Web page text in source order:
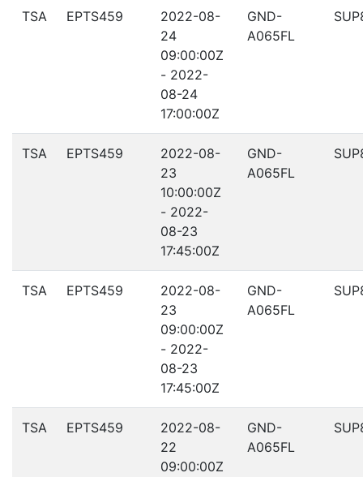
TSA EPTS459
2022-08-
24
09:00:00Z
- 2022-
08-24
17:00:00Z
GND-
A065FL
TSA EPTS459
2022-08-
23
10:00:00Z
- 2022-
08-23
17:45:00Z
GND-
A065FL
TSA EPTS459
2022-08-
23
09:00:00Z
- 2022-
08-23
17:45:00Z
GND-
A065FL
TSA EPTS459
2022-08-
22
09:00:00Z
GND-
A065FL